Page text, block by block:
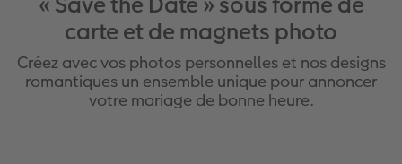
Étui personnalisé
Pochette souvenirs
LIVRE PHOTO CEWE Bébé
Tirages photo sur papier recyclé
Poster premium
Lot de photos
Affiche carte personnalisée
hexxas
Autres occasions
Cartes photo
Jeux
École et bureau
Animaux de compagnie
Coques en silicone
Coques en polycarbonate
Coques en cuir
Calendriers muraux avec design
Calendrier mural A4
Calendrier mural A4 Panorama
Carte de vœux personnalisée
Planche de photos
Pêle-mêle
pour l’anniversaire
Cadeaux de fête des mères
Cadeaux pour le départ
Mariage
Livre de l’année
Concours photos
carte et de magnets photo
Créez avec vos photos personnelles et nos designs
romantiques un ensemble unique pour annoncer
votre mariage de bonne heure.